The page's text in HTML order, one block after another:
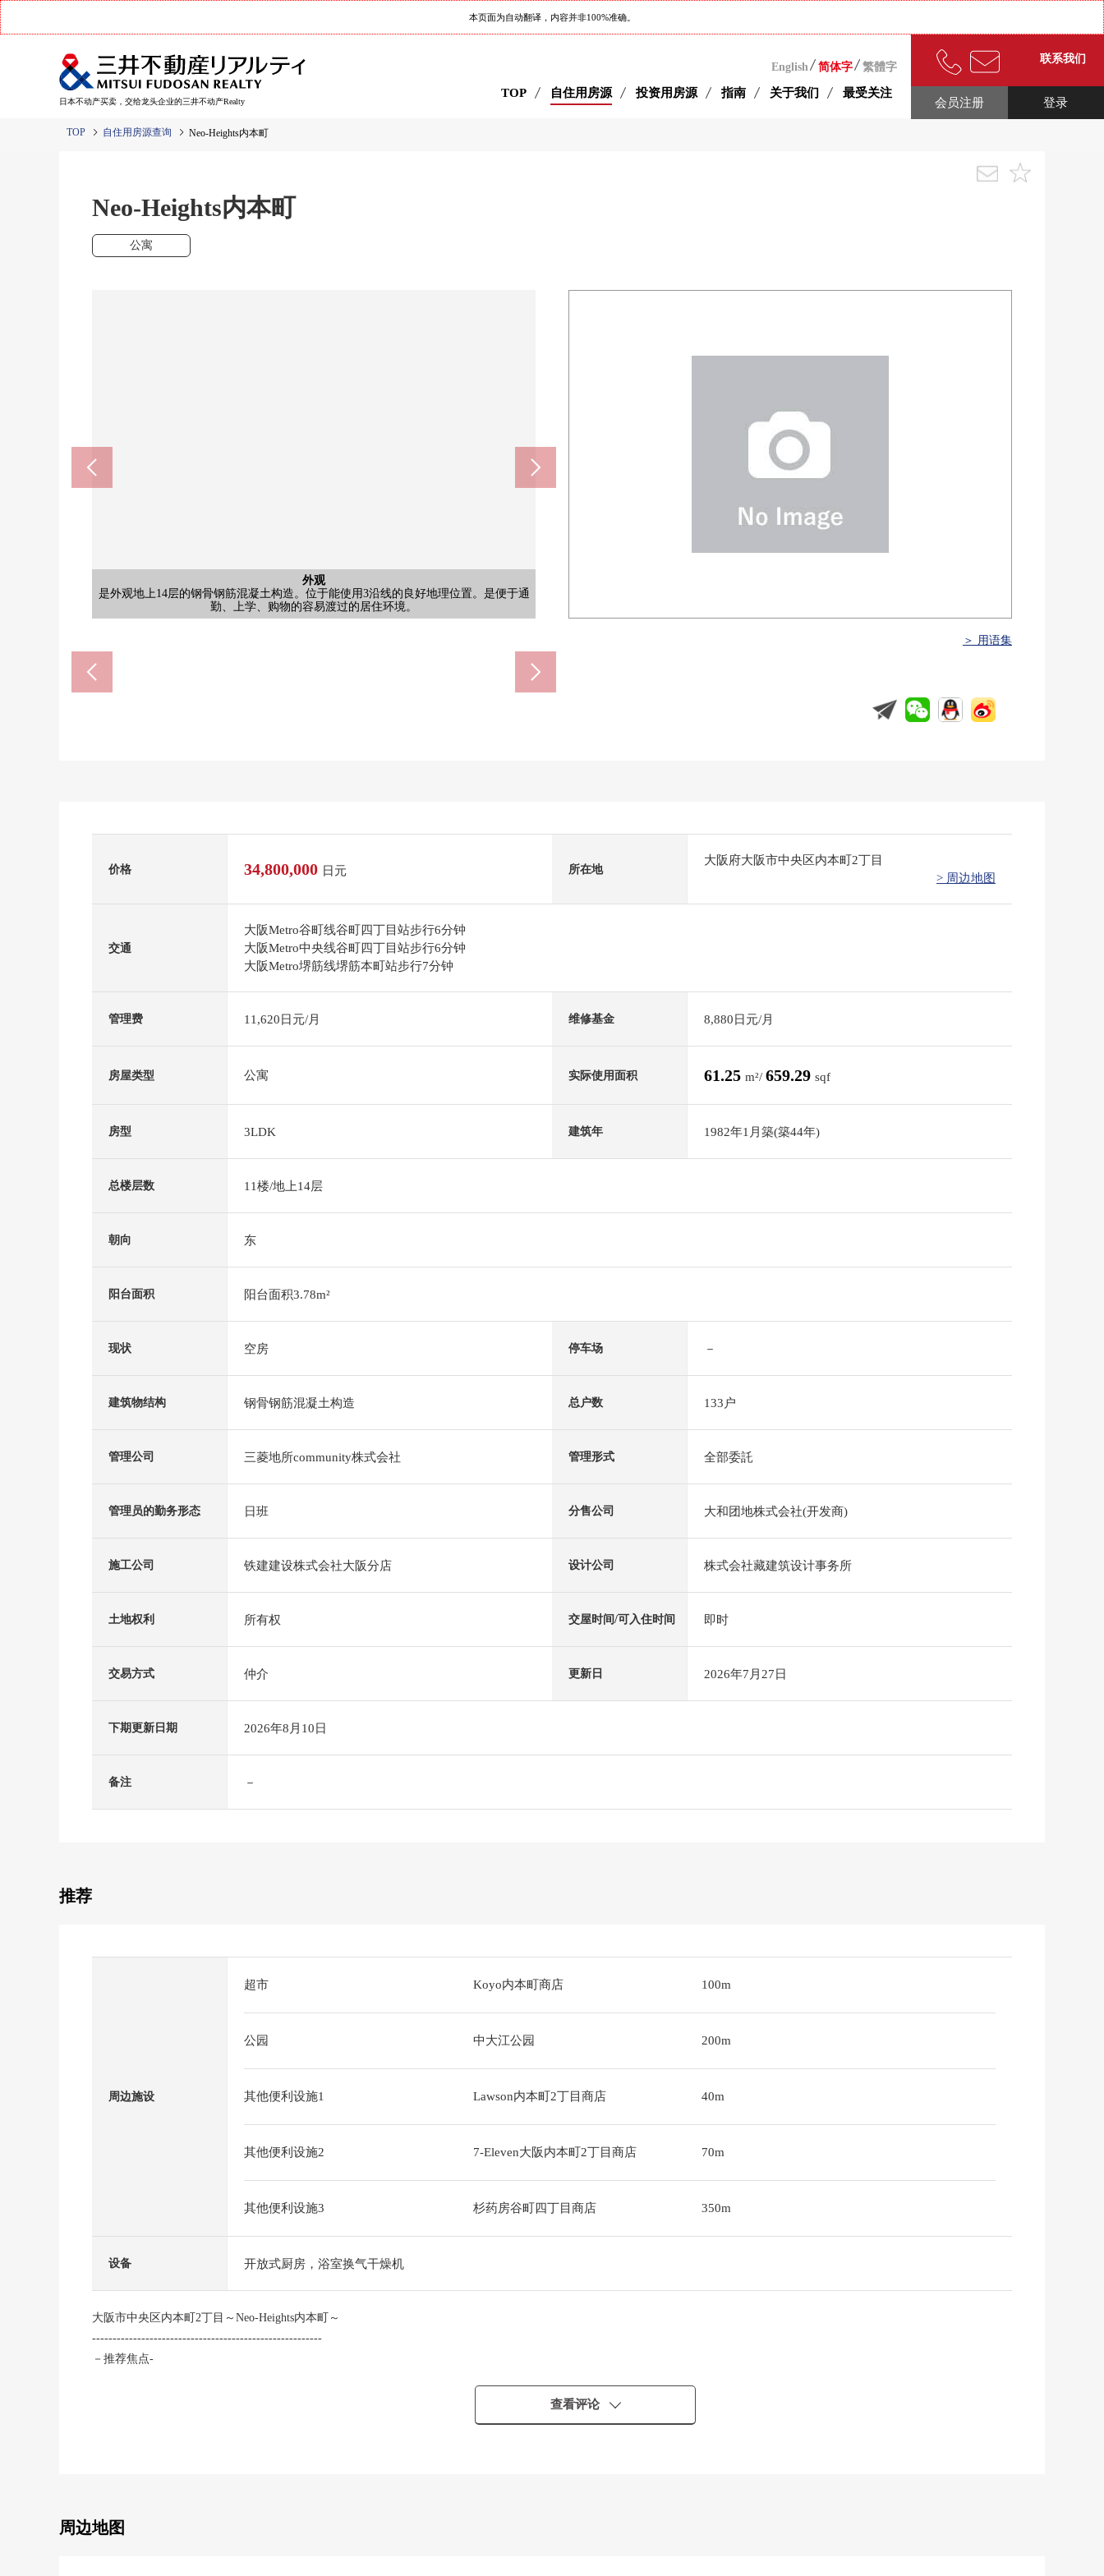
本页面为自动翻译，内容并非100%准确。
日本不动产买卖，交给龙头企业的三井不动产Realty
English 简体字 繁體字
TOP 自住用房源 投资用房源 指南 关于我们 最受关注
联系我们
登录
会员注册
TOP 自住用房源查询 Neo-Heights内本町
Neo-Heights内本町
公寓
外观
是外观地上14层的钢骨钢筋混凝土构造。位于能使用3沿线的良好地理位置。是便于通
勤、上学、购物的容易渡过的居住环境。
入口
入口
入口
入口
其他当地
路径
入口
入口
入口
防盗门
其他当地
邮件角
外观
是外观地上14层的钢骨钢筋混凝土构造。位于能使用3沿线的良好地理位置。是便于通
勤、上学、购物的容易渡过的居住环境。
外观
是外观地上14层的钢骨钢筋混凝土构造。位于能使用3沿线的良好地理位置。是便于通
勤、上学、购物的容易渡过的居住环境。
其他当地
前面道路
Koyo内本町商店(约100m)
步行2分钟。
LIFE天神桥商店(约650m)
步行9分钟。
Lawson内本町2丁目商店(约40m)
步行1分钟。
7-Eleven大阪内本町2丁目商店(约70m)
步行1分钟。
杉药房谷町四丁目商店(约350m)
步行5分钟。
大阪内本町邮局(约70m)
步行1分钟。
中大江公园(约200m)
步行3分钟。
＞ 用语集
价格 34,800,000 日元 所在地
大阪府大阪市中央区内本町2丁目
> 周边地图
交通
大阪Metro谷町线谷町四丁目站步行6分钟
大阪Metro中央线谷町四丁目站步行6分钟
大阪Metro堺筋线堺筋本町站步行7分钟
管理费 11,620日元/月 维修基金 8,880日元/月
房屋类型 公寓 实际使用面积 61.25 m²/ 659.29 sqf
房型 3LDK 建筑年 1982年1月築(築44年)
总楼层数 11楼/地上14层
朝向 东
阳台面积 阳台面积3.78m²
现状 空房 停车场 －
建筑物结构 钢骨钢筋混凝土构造 总户数 133户
管理公司 三菱地所community株式会社 管理形式 全部委託
管理员的勤务形态 日班 分售公司 大和团地株式会社(开发商)
施工公司 铁建建设株式会社大阪分店 设计公司 株式会社藏建筑设计事务所
土地权利 所有权 交屋时间/可入住时间 即时
交易方式 仲介 更新日 2026年7月27日
下期更新日期 2026年8月10日
备注 －
推荐
周边施设
超市 Koyo内本町商店 100m
公园 中大江公园 200m
其他便利设施1 Lawson内本町2丁目商店 40m
其他便利设施2 7-Eleven大阪内本町2丁目商店 70m
其他便利设施3 杉药房谷町四丁目商店 350m
设备 开放式厨房，浴室换气干燥机
大阪市中央区内本町2丁目～Neo-Heights内本町～
--------------------------------------------------------
－推荐焦点-
・实际使用面积61.25平米3LDK的房型
查看评论
周边地图